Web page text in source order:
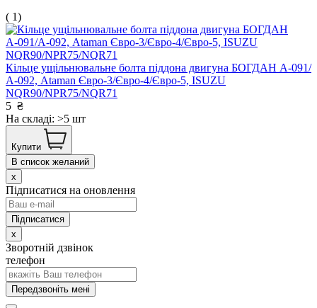
( 1)
Кільце ущільнювальне болта піддона двигуна БОГДАН А-091/
А-092, Ataman Євро-3/Євро-4/Євро-5, ISUZU
NQR90/NPR75/NQR71
5 ₴
На складі: >5 шт
Купити
В список желаний
x
Підписатися на оновлення
x
Зворотній дзвінок
телефон
Передзвоніть мені